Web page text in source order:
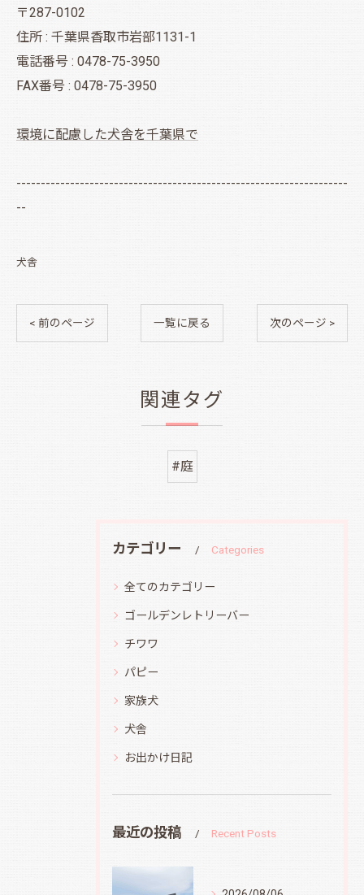
〒287-0102
住所 : 千葉県香取市岩部1131-1
電話番号 : 0478-75-3950
FAX番号 : 0478-75-3950
環境に配慮した犬舎を千葉県で
--------------------------------------------------------------------
--
犬舎
< 前のページ 一覧に戻る 次のページ >
関連タグ
#庭
カテゴリー Categories
全てのカテゴリー
ゴールデンレトリーバー
チワワ
パピー
家族犬
犬舎
お出かけ日記
最近の投稿 Recent Posts